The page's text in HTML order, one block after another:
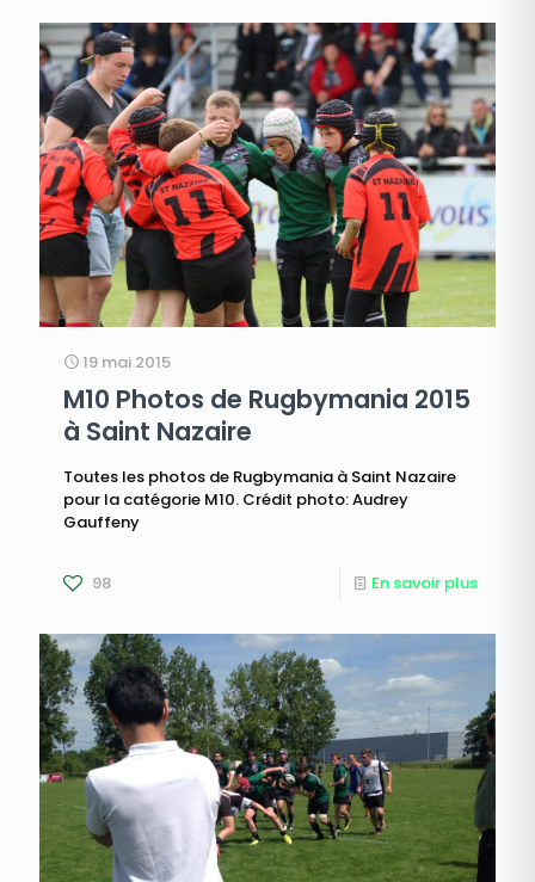
19 mai 2015
M10 Photos de Rugbymania 2015
à Saint Nazaire
Toutes les photos de Rugbymania à Saint Nazaire
pour la catégorie M10. Crédit photo: Audrey
Gauffeny
98 En savoir plus